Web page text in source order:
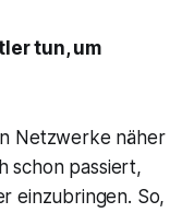
tun, um
Netzwerke näher
schon passiert,
einzubringen. So,